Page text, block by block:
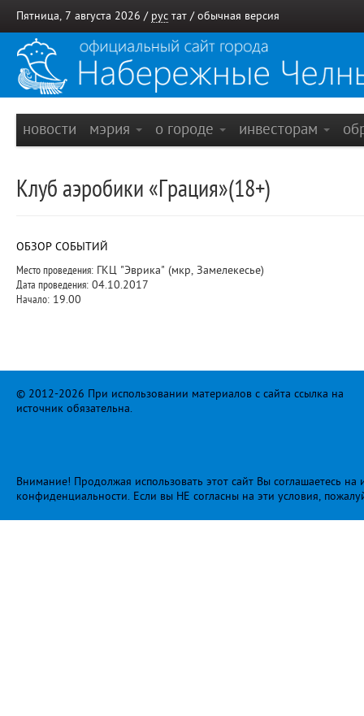
Пятница, 7 августа 2026 / рус тат / обычная версия
новости мэрия о городе инвесторам
Клуб аэробики «Грация»(18+)
ОБЗОР СОБЫТИЙ
Место проведения: ГКЦ "Эврика" (мкр, Замелекесье)
Дата проведения: 04.10.2017
Начало: 19.00
© 2012-2026 При использовании материалов с сайта ссылка на
источник обязательна.
Внимание! Продолжая использовать этот сайт Вы соглашаетесь
конфиденциальности. Если вы НЕ согласны на эти условия,